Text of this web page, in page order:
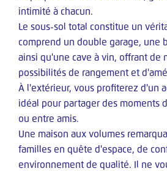
intimité à chacun.
Le sous-sol total constitue un
comprend un double garage, une
ainsi qu'une cave à vin, offrant de
possibilités de rangement et
À l'extérieur, vous profiterez d'un
idéal pour partager des moments
ou entre amis.
Une maison aux volumes
familles en quête d'espace, de
environnement de qualité. Il ne